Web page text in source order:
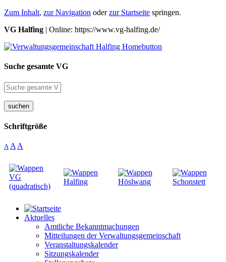
Zum Inhalt, zur Navigation oderzur Startseite springen.
VG Halfing | Online: https://www.vg-halfing.de/
Suche gesamte VG
suchen
Schriftgröße
A A A
Aktuelles
Amtliche Bekanntmachungen
Mitteilungen der Verwaltungsgemeinschaft
Veranstaltungskalender
Sitzungskalender